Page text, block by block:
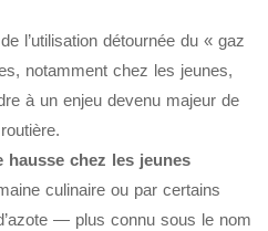
l’utilisation détournée du « gaz
notamment chez les jeunes,
à un enjeu devenu majeur de
hausse chez les jeunes
culinaire ou par certains
— plus connu sous le nom